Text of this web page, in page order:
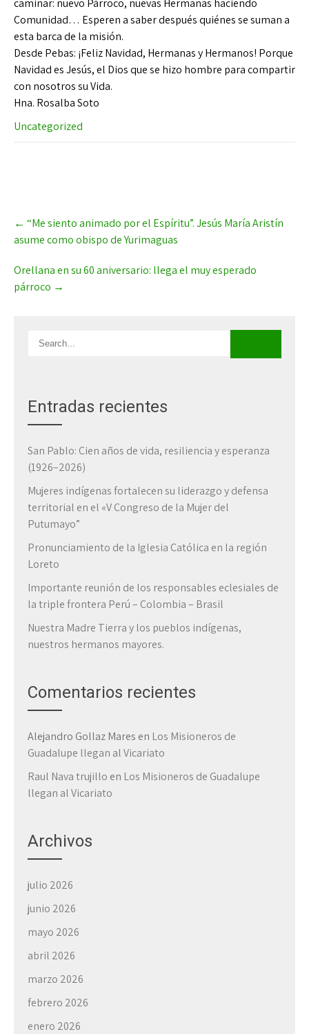
caminar: nuevo Párroco, nuevas Hermanas haciendo
Comunidad… Esperen a saber después quiénes se suman a
esta barca de la misión.
Desde Pebas: ¡Feliz Navidad, Hermanas y Hermanos! Porque
Navidad es Jesús, el Dios que se hizo hombre para compartir
con nosotros su Vida.
Hna. Rosalba Soto
Uncategorized
Post
navigation
← “Me siento animado por el Espíritu”. Jesús María Aristín
asume como obispo de Yurimaguas
Orellana en su 60 aniversario: llega el muy esperado
párroco →
Entradas recientes
San Pablo: Cien años de vida, resiliencia y esperanza
(1926–2026)
Mujeres indígenas fortalecen su liderazgo y defensa
territorial en el «V Congreso de la Mujer del
Putumayo”
Pronunciamiento de la Iglesia Católica en la región
Loreto
Importante reunión de los responsables eclesiales de
la triple frontera Perú – Colombia – Brasil
Nuestra Madre Tierra y los pueblos indígenas,
nuestros hermanos mayores.
Comentarios recientes
Alejandro Gollaz Mares en Los Misioneros de
Guadalupe llegan al Vicariato
Raul Nava trujillo en Los Misioneros de Guadalupe
llegan al Vicariato
Archivos
julio 2026
junio 2026
mayo 2026
abril 2026
marzo 2026
febrero 2026
enero 2026